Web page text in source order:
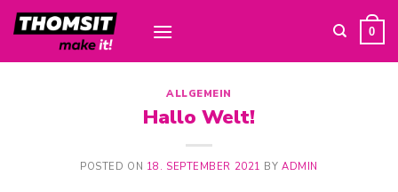
Skip
0
ALLGEMEIN
Hallo Welt!
POSTED ON 18. SEPTEMBER 2021 BYADMIN